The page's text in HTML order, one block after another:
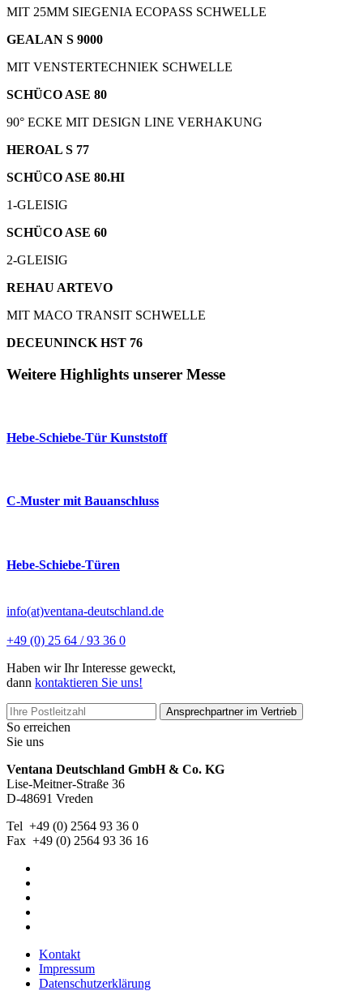
MIT 25MM SIEGENIA ECOPASS SCHWELLE
GEALAN S 9000
MIT VENSTERTECHNIEK SCHWELLE
SCHÜCO ASE 80
90° ECKE MIT DESIGN LINE VERHAKUNG
HEROAL S 77
SCHÜCO ASE 80.HI
1-GLEISIG
SCHÜCO ASE 60
2-GLEISIG
REHAU ARTEVO
MIT MACO TRANSIT SCHWELLE
DECEUNINCK HST 76
Weitere Highlights unserer Messe
Hebe-Schiebe-Tür Kunststoff
C-Muster mit Bauanschluss
Hebe-Schiebe-Türen
info(at)ventana-deutschland.de
+49 (0) 25 64 / 93 36 0
Haben wir Ihr Interesse geweckt,
dann kontaktieren Sie uns!
Ansprechpartner im Vertrieb
So erreichen
Sie uns
Ventana Deutschland GmbH & Co. KG
Lise-Meitner-Straße 36
D-48691 Vreden
Tel +49 (0) 2564 93 36 0
Fax +49 (0) 2564 93 36 16
Kontakt
Impressum
Datenschutzerklärung